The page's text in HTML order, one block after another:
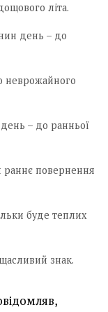
літа.
день – до
неврожайного
– до ранньої
раннє повернення
буде теплих
знак.